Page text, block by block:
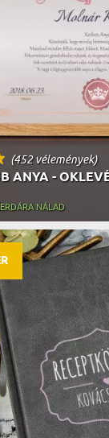
(452 vélemények)
ANYA -
NÁLAD